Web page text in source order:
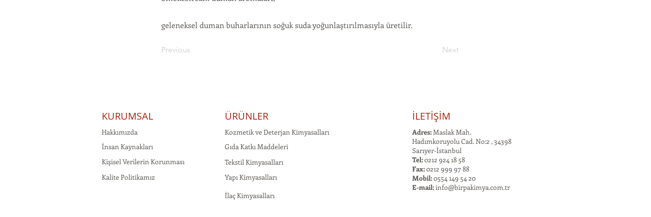
geleneksel duman buharlarının soğuk suda yoğunlaştırılmasıyla üretilir.
Previous Next
KURUMSAL
Hakkımızda
İnsan Kaynakları
Kişisel Verilerin Korunması
Kalite Politikamız
ÜRÜNLER
Kozmetik ve Deterjan Kimyasalları
Gıda Katkı Maddeleri
Tekstil Kimyasalları
Yapı Kimyasalları
İlaç Kimyasalları
İLETİŞİM
Adres:Maslak Mah.
Hadımkoruyolu Cad. No:2 , 34398
Sarıyer-İstanbul
Tel:0212 924 18 58
Fax:0212 999 97 88
Mobil:0554 149 54 20
E-mail:info@birpakimya.com.tr